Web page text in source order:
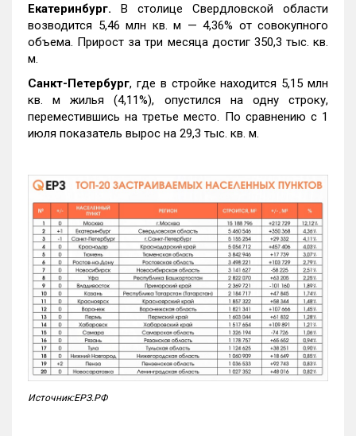
Екатеринбург. В столице Свердловской области
возводится 5,46 млн кв. м — 4,36% от совокупного
объема. Прирост за три месяца достиг 350,3 тыс. кв.
м.
Санкт-Петербург, где в стройке находится 5,15 млн
кв. м жилья (4,11%), опустился на одну строку,
переместившись на третье место. По сравнению с 1
июля показатель вырос на 29,3 тыс. кв. м.
Источник:ЕРЗ.РФ